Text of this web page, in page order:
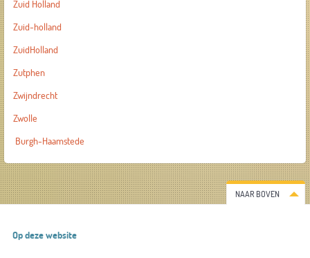
Zuid Holland
Zuid-holland
ZuidHolland
Zutphen
Zwijndrecht
Zwolle
Burgh-Haamstede
NAAR BOVEN
Op deze website